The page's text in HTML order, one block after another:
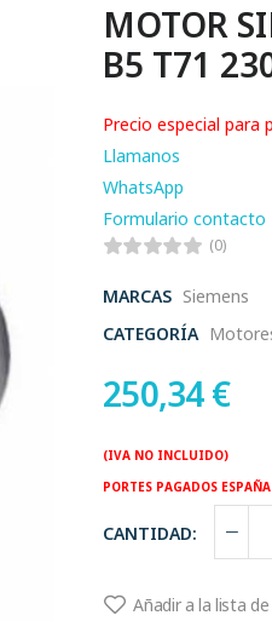
MOTOR
B5 T71
Precio especial para
Llamanos
WhatsApp
Formulario contacto
(0)
MARCAS Siemens
CATEGORÍA
250,34€
(IVA NO INCLUIDO)
PORTES PAGADOS
CANTIDAD:
Añadir a la lista